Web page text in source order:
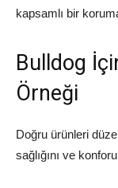
kapsamlı bir
Bulldog
Örneği
Doğru ürünleri
sağlığını ve